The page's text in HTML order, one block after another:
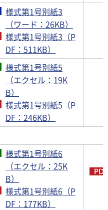
様式第1号別紙3
（ワード：26KB）
様式第1号別紙3（P
DF：511KB）
様式第1号別紙5
（エクセル：19K
B）
様式第1号別紙5（P
DF：246KB）
様式第1号別紙6
（エクセル：25K
B）
様式第1号別紙6（P
DF：177KB）